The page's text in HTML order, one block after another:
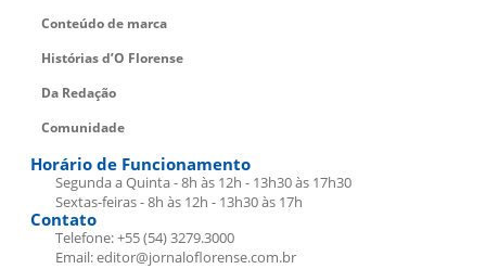
Conteúdo de marca
Histórias d’O Florense
Da Redação
Comunidade
Horário de Funcionamento
Segunda a Quinta - 8h às 12h - 13h30 às 17h30
Sextas-feiras - 8h às 12h - 13h30 às 17h
Contato
Telefone: +55 (54) 3279.3000
Email: editor@jornaloflorense.com.br